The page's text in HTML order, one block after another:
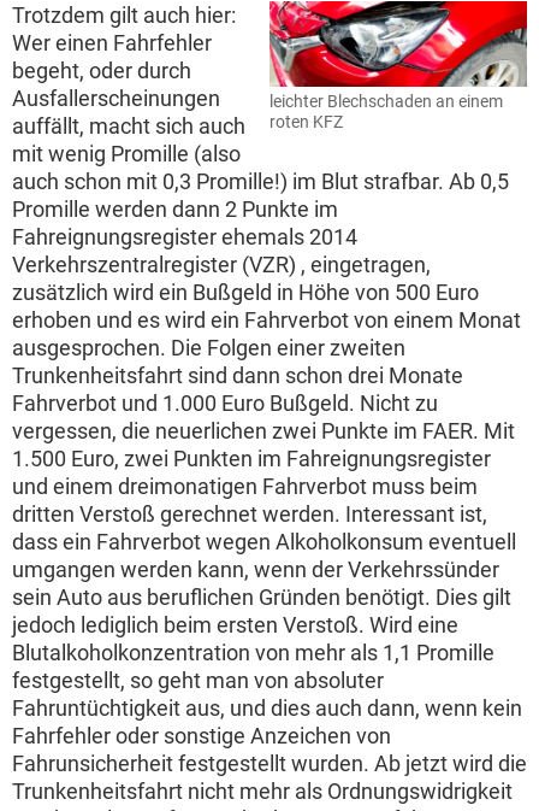
leichter Blechschaden an einem
roten KFZ
Trotzdem gilt auch hier:
Wer einen Fahrfehler
begeht, oder durch
Ausfallerscheinungen
auffällt, macht sich auch
mit wenig Promille (also
auch schon mit 0,3 Promille!) im Blut strafbar. Ab 0,5
Promille werden dann 2 Punkte im
Fahreignungsregister ehemals 2014
Verkehrszentralregister (VZR) , eingetragen,
zusätzlich wird ein Bußgeld in Höhe von 500 Euro
erhoben und es wird ein Fahrverbot von einem Monat
ausgesprochen. Die Folgen einer zweiten
Trunkenheitsfahrt sind dann schon drei Monate
Fahrverbot und 1.000 Euro Bußgeld. Nicht zu
vergessen, die neuerlichen zwei Punkte im FAER. Mit
1.500 Euro, zwei Punkten im Fahreignungsregister
und einem dreimonatigen Fahrverbot muss beim
dritten Verstoß gerechnet werden. Interessant ist,
dass ein Fahrverbot wegen Alkoholkonsum eventuell
umgangen werden kann, wenn der Verkehrssünder
sein Auto aus beruflichen Gründen benötigt. Dies gilt
jedoch lediglich beim ersten Verstoß. Wird eine
Blutalkoholkonzentration von mehr als 1,1 Promille
festgestellt, so geht man von absoluter
Fahruntüchtigkeit aus, und dies auch dann, wenn kein
Fahrfehler oder sonstige Anzeichen von
Fahrunsicherheit festgestellt wurden. Ab jetzt wird die
Trunkenheitsfahrt nicht mehr als Ordnungswidrigkeit